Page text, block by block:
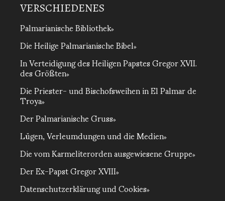
VERSCHIEDENES
Palmarianische Bibliothek
Die Heilige Palmarianische Bibel
In Verteidigung des Heiligen Papstes Gregor XVII.
des Größten
Die Priester- und Bischofsweihen in El Palmar de
Troya
Der Palmarianische Gruss
Lügen, Verleumdungen und die Medien
Die vom Karmeliterorden ausgewiesene Gruppe
Der Ex-Papst Gregor XVIII
Datenschutzerklärung und Cookies